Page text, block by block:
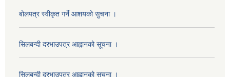
बोलपत्र स्वीकृत गर्ने आशयको सुचना ।
सिलबन्दी दरभाउपत्र आह्वानको सूचना ।
सिलबन्दी दरभाउपत्र आह्वानको सूचना ।